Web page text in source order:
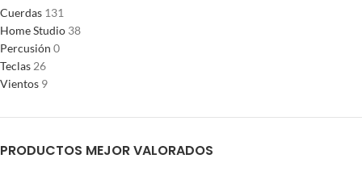
Cuerdas 131
Home Studio 38
Percusión 0
Teclas 26
Vientos 9
PRODUCTOS MEJOR VALORADOS